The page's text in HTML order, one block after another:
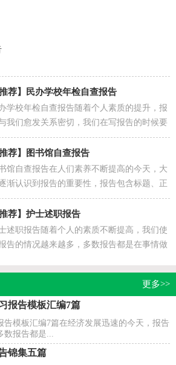
荐】 民办学校年检自查报告
学校年检自查报告随着个人素质的提升，报
我们愈发关系密切，我们在写报告的时候要
逻辑的合理性。一起来参考报告是怎么写的
，以下是...
荐】 图书馆自查报告
馆自查报告在人们素养不断提高的今天，大
渐认识到报告的重要性，报告包含标题、正
结尾等。那么，报告到底怎么写才合适呢？
下是小编帮...
荐】 护士述职报告
述职报告随着个人的素质不断提高，我们使
告的情况越来越多，多数报告都是在事情做
，下面...
更多>>
报告模板汇编7篇
告模板汇编7篇在经济发展迅速的今天，报告
报告都是...
锦集五篇